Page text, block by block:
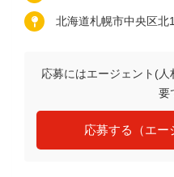
北海道札幌市中央区北
応募にはエージェント(
要
応募する（エー